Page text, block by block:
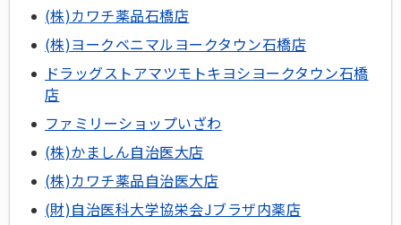
(株)カワチ薬品石橋店
(株)ヨークベニマルヨークタウン石橋店
ドラッグストアマツモトキヨシヨークタウン石橋
店
ファミリーショップいざわ
(株)かましん自治医大店
(株)カワチ薬品自治医大店
(財)自治医科大学協栄会Jブラザ内薬店